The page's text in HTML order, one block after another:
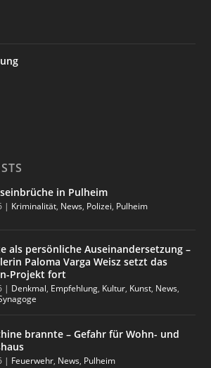
in Pulheim
| Kriminalität, News, Polizei, Pulheim
als persönliche Auseinandersetzung –
Paloma Varga Weisz setzt das
Projekt fort
| Denkmal, Empfehlung, Kultur, Kunst, News,
brannte – Gefahr für Wohn- und
| Feuerwehr, News, Pulheim